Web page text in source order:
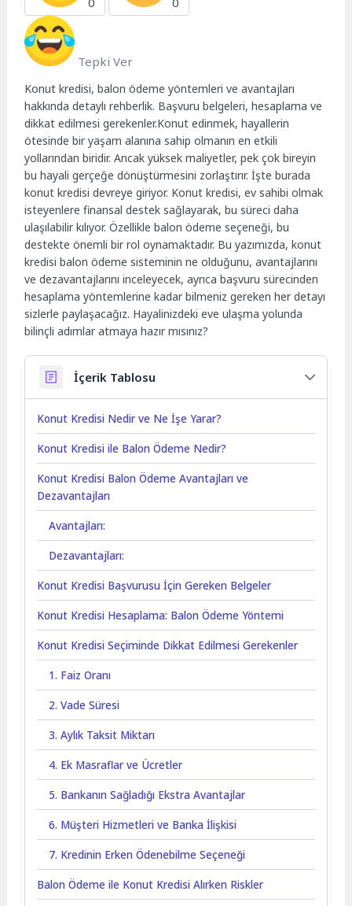
Tepki Ver
Konut kredisi, balon ödeme yöntemleri ve avantajları
hakkında detaylı rehberlik. Başvuru belgeleri, hesaplama ve
dikkat edilmesi gerekenler.Konut edinmek, hayallerin
ötesinde bir yaşam alanına sahip olmanın en etkili
yollarından biridir. Ancak yüksek maliyetler, pek çok bireyin
bu hayali gerçeğe dönüştürmesini zorlaştırır. İşte burada
konut kredisi devreye giriyor. Konut kredisi, ev sahibi olmak
isteyenlere finansal destek sağlayarak, bu süreci daha
ulaşılabilir kılıyor. Özellikle balon ödeme seçeneği, bu
destekte önemli bir rol oynamaktadır. Bu yazımızda, konut
kredisi balon ödeme sisteminin ne olduğunu, avantajlarını
ve dezavantajlarını inceleyecek, ayrıca başvuru sürecinden
hesaplama yöntemlerine kadar bilmeniz gereken her detayı
sizlerle paylaşacağız. Hayalinizdeki eve ulaşma yolunda
bilinçli adımlar atmaya hazır mısınız?
İçerik Tablosu
Konut Kredisi Nedir ve Ne İşe Yarar?
Konut Kredisi ile Balon Ödeme Nedir?
Konut Kredisi Balon Ödeme Avantajları ve
Dezavantajları
Avantajları:
Dezavantajları:
Konut Kredisi Başvurusu İçin Gereken Belgeler
Konut Kredisi Hesaplama: Balon Ödeme Yöntemi
Konut Kredisi Seçiminde Dikkat Edilmesi Gerekenler
1. Faiz Oranı
2. Vade Süresi
3. Aylık Taksit Miktarı
4. Ek Masraflar ve Ücretler
5. Bankanın Sağladığı Ekstra Avantajlar
6. Müşteri Hizmetleri ve Banka İlişkisi
7. Kredinin Erken Ödenebilme Seçeneği
Balon Ödeme ile Konut Kredisi Alırken Riskler